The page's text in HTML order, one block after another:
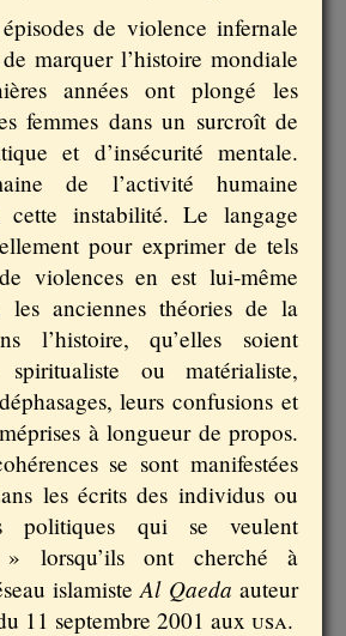
de violence infernale
marquer l’histoire mondiale
années ont plongé les
femmes dans un surcroît de
et d’insécurité mentale.
de l’activité humaine
cette instabilité. Le langage
pour exprimer de tels
violences en est lui-même
les anciennes théories de la
l’histoire, qu’elles soient
spiritualiste ou matérialiste,
leurs confusions et
à longueur de propos.
se sont manifestées
les écrits des individus ou
politiques qui se veulent
lorsqu’ils ont cherché à
islamisteAl Qaeda auteur
11 septembre 2001 aux usa.